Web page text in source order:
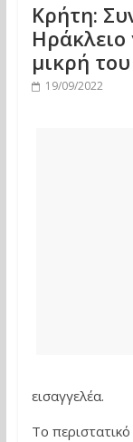
Κρήτη:
Ηράκλειο
μικρή
19/09/2022
εισαγγελέα.
Το